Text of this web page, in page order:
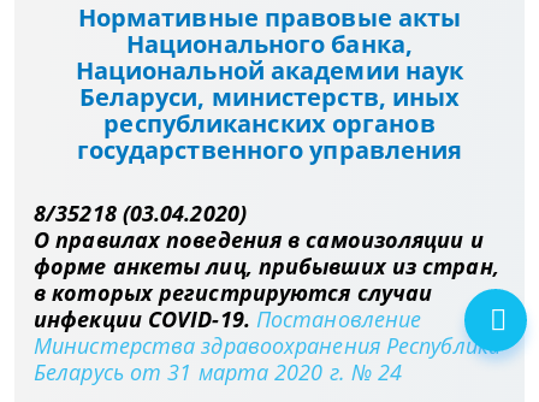
Нормативные правовые акты
Национального банка,
Национальной академии наук
Беларуси, министерств, иных
республиканских органов
государственного управления
8/35218 (03.04.2020)
О правилах поведения в самоизоляции и
форме анкеты лиц, прибывших из стран,
в которых регистрируются случаи
инфекции COVID-19. Постановление
Министерства здравоохранения Республики
Беларусь от 31 марта 2020 г. № 24